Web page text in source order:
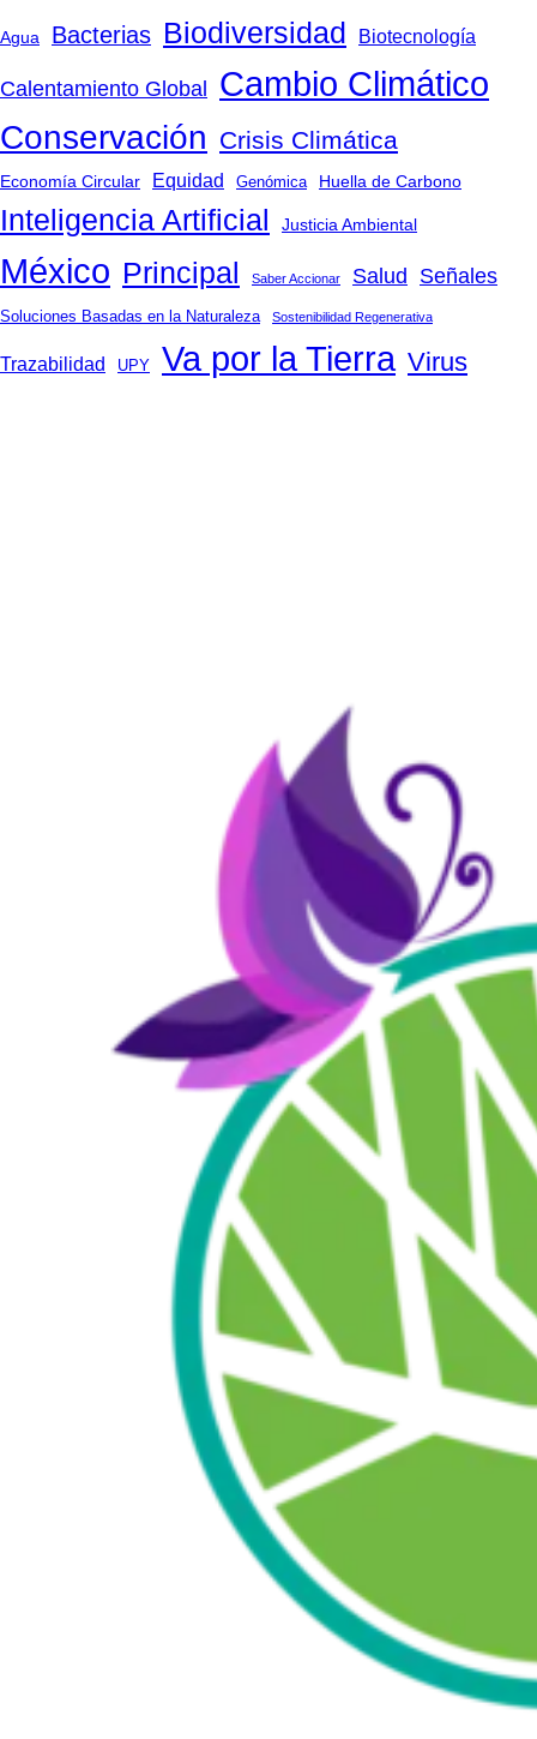
Agua Bacterias Biodiversidad Biotecnología
Calentamiento Global Cambio Climático
Conservación Crisis Climática
Economía Circular Equidad Genómica Huella de Carbono
Inteligencia Artificial Justicia Ambiental
México Principal Saber Accionar Salud Señales
Soluciones Basadas en la Naturaleza Sostenibilidad Regenerativa
Trazabilidad UPY Va por la Tierra Virus